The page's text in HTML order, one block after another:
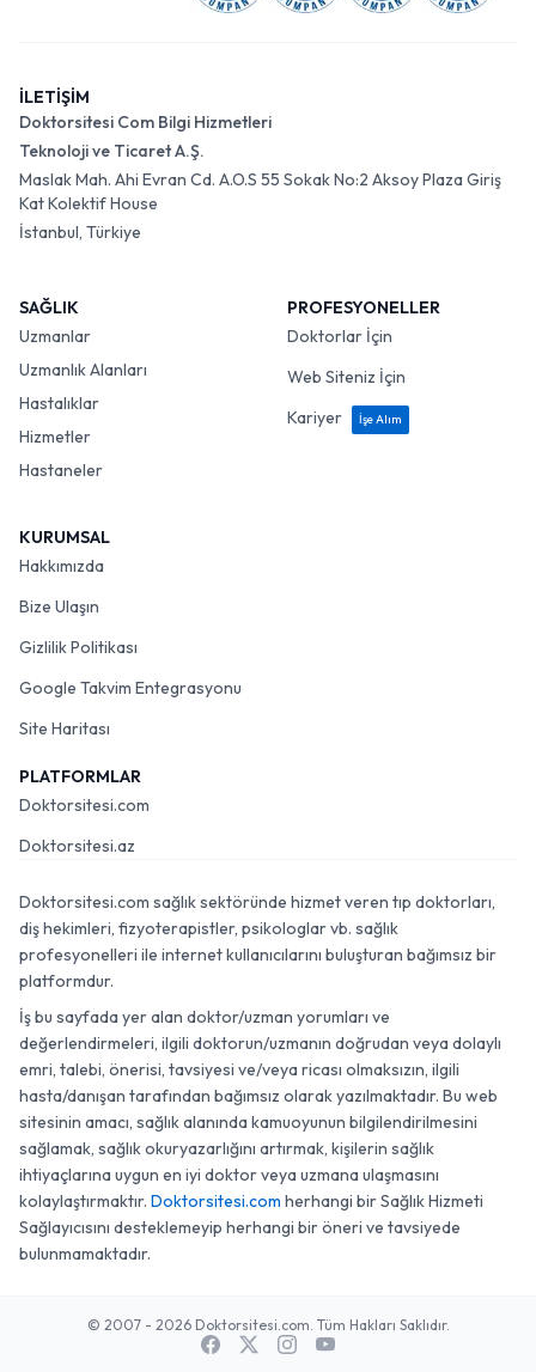
İLETİŞİM
Doktorsitesi Com Bilgi Hizmetleri
Teknoloji ve Ticaret A.Ş.
Maslak Mah. Ahi Evran Cd. A.O.S 55 Sokak No:2 Aksoy Plaza Giriş
Kat Kolektif House
İstanbul, Türkiye
SAĞLIK
Uzmanlar
Uzmanlık Alanları
Hastalıklar
Hizmetler
Hastaneler
PROFESYONELLER
Doktorlar İçin
Web Siteniz İçin
Kariyer
İşe Alım
KURUMSAL
Hakkımızda
Bize Ulaşın
Gizlilik Politikası
Google Takvim Entegrasyonu
Site Haritası
PLATFORMLAR
Doktorsitesi.com
Doktorsitesi.az
Doktorsitesi.com sağlık sektöründe hizmet veren tıp doktorları,
diş hekimleri, fizyoterapistler, psikologlar vb. sağlık
profesyonelleri ile internet kullanıcılarını buluşturan bağımsız bir
platformdur.
İş bu sayfada yer alan doktor/uzman yorumları ve
değerlendirmeleri, ilgili doktorun/uzmanın doğrudan veya dolaylı
emri, talebi, önerisi, tavsiyesi ve/veya ricası olmaksızın, ilgili
hasta/danışan tarafından bağımsız olarak yazılmaktadır. Bu web
sitesinin amacı, sağlık alanında kamuoyunun bilgilendirilmesini
sağlamak, sağlık okuryazarlığını artırmak, kişilerin sağlık
ihtiyaçlarına uygun en iyi doktor veya uzmana ulaşmasını
kolaylaştırmaktır. Doktorsitesi.com herhangi bir Sağlık Hizmeti
Sağlayıcısını desteklemeyip herhangi bir öneri ve tavsiyede
bulunmamaktadır.
© 2007 - 2026 Doktorsitesi.com. Tüm Hakları Saklıdır.